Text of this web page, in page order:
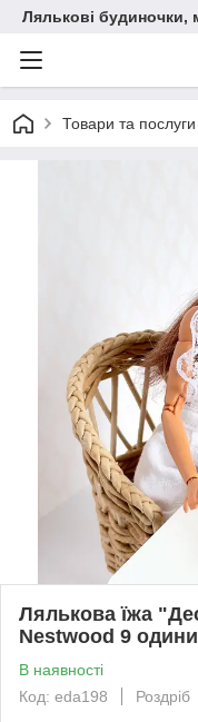
Лялькові будиночки,
Товари та послуги
Лялькова їжа
Nestwood 9
В наявності
Код: eda198
Роздріб